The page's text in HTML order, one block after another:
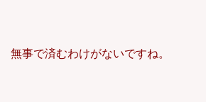
無事で済むわけがないですね。